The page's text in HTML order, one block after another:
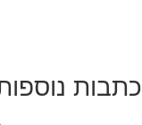
כתבות